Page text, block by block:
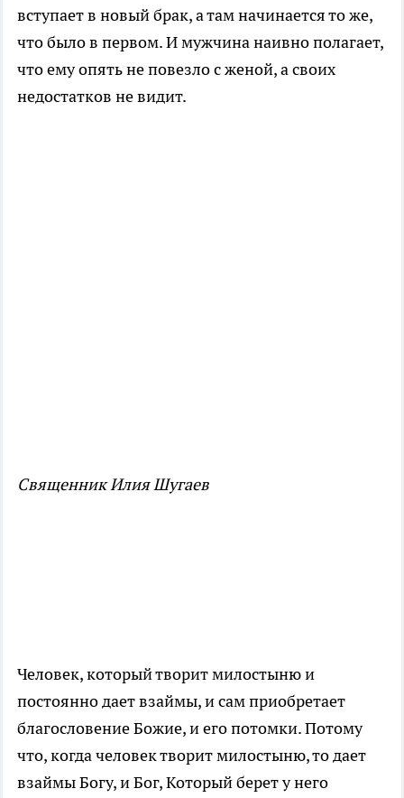
вступает в новый брак, а там начинается то же,
что было в первом. И мужчина наивно полагает,
что ему опять не повезло с женой, а своих
недостатков не видит.
Священник Илия Шугаев
Человек, который творит милостыню и
постоянно дает взаймы, и сам приобретает
благословение Божие, и его потомки. Потому
что, когда человек творит милостыню, то дает
взаймы Богу, и Бог, Который берет у него